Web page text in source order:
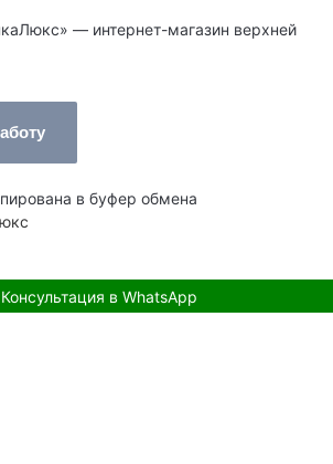
— интернет-магазин верхней
в буфер обмена
Консультация в WhatsApp